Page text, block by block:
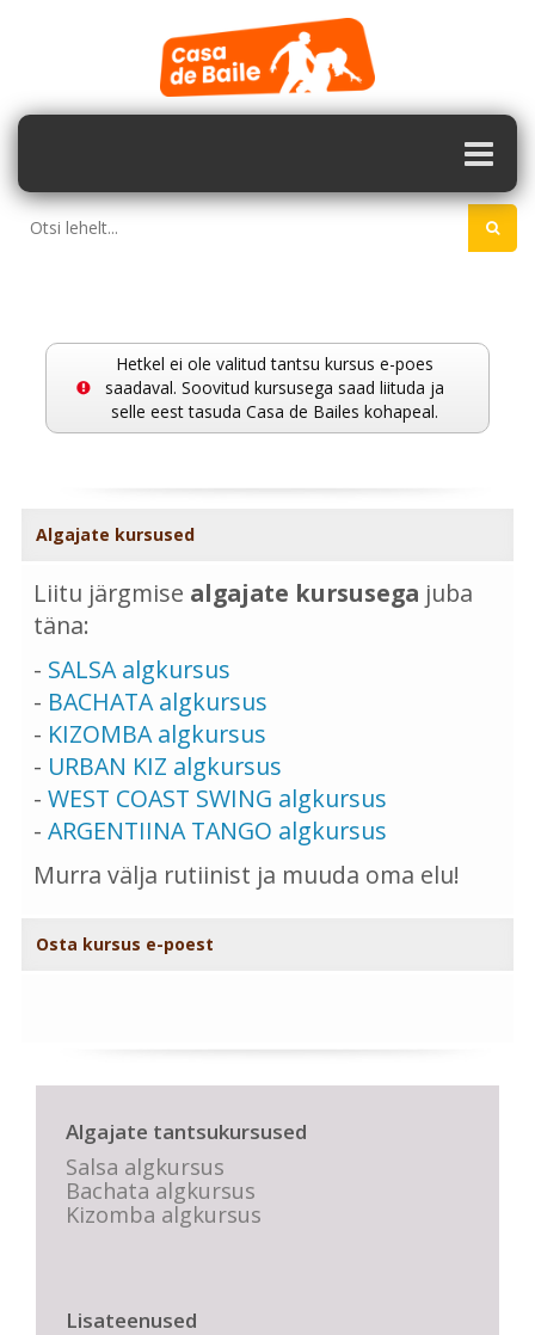
Hetkel ei ole valitud tantsu kursus e-poes
saadaval. Soovitud kursusega saad liituda ja
selle eest tasuda Casa de Bailes kohapeal.
Algajate kursused
Liitu järgmise algajate kursusega juba
täna:
- SALSA algkursus
- BACHATA algkursus
- KIZOMBA algkursus
- URBAN KIZ algkursus
- WEST COAST SWING algkursus
- ARGENTIINA TANGO algkursus
Murra välja rutiinist ja muuda oma elu!
Osta kursus e-poest
Algajate tantsukursused
Salsa algkursus
Bachata algkursus
Kizomba algkursus
Lisateenused